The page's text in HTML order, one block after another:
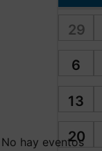
29
6
13
20
No hay eventos